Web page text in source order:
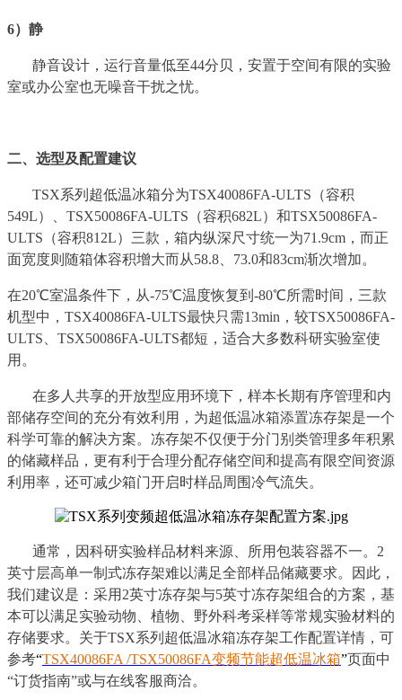
6）静
静音设计，运行音量低至44分贝，安置于空间有限的实验
室或办公室也无噪音干扰之忧。
二、选型及配置建议
TSX系列超低温冰箱分为TSX40086FA-ULTS（容积
549L）、TSX50086FA-ULTS（容积682L）和TSX50086FA-
ULTS（容积812L）三款，箱内纵深尺寸统一为71.9cm，而正
面宽度则随箱体容积增大而从58.8、73.0和83cm渐次增加。
在20℃室温条件下，从-75℃温度恢复到-80℃所需时间，三款
机型中，TSX40086FA-ULTS最快只需13min，较TSX50086FA-
ULTS、TSX50086FA-ULTS都短，适合大多数科研实验室使
用。
在多人共享的开放型应用环境下，样本长期有序管理和内
部储存空间的充分有效利用，为超低温冰箱添置冻存架是一个
科学可靠的解决方案。冻存架不仅便于分门别类管理多年积累
的储藏样品，更有利于合理分配存储空间和提高有限空间资源
利用率，还可减少箱门开启时样品周围冷气流失。
通常，因科研实验样品材料来源、所用包装容器不一。2
英寸层高单一制式冻存架难以满足全部样品储藏要求。因此，
我们建议是：采用2英寸冻存架与5英寸冻存架组合的方案，基
本可以满足实验动物、植物、野外科考采样等常规实验材料的
存储要求。关于TSX系列超低温冰箱冻存架工作配置详情，可
参考“TSX40086FA /TSX50086FA变频节能超低温冰箱”页面中
“订货指南”或与在线客服商洽。